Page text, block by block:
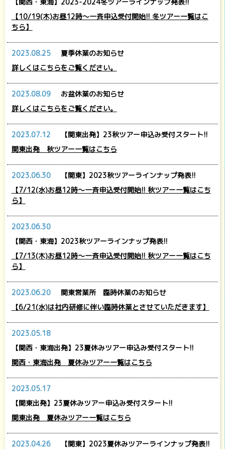
【10/19(木)お昼12時～一斉申込受付開始!! 冬ツアー一覧はこ
ちら】
2023.08.25
夏季休業のお知らせ
詳しくはこちらをご覧ください。
2023.08.09
お盆休業のお知らせ
詳しくはこちらをご覧ください。
2023.07.12
【関東出発】23秋ツアー申込み受付スタート!!
関東出発 秋ツアー一覧はこちら
2023.06.30
【関東】2023秋ツアーラインナップ発表!!
【7/12(水)お昼12時～一斉申込受付開始!! 秋ツアー一覧はこち
ら】
2023.06.30
【関西・東海】2023秋ツアーラインナップ発表!!
【7/13(木)お昼12時～一斉申込受付開始!! 秋ツアー一覧はこち
ら】
2023.06.20
関東営業所 臨時休業のお知らせ
【6/21(水)は社内研修に伴い臨時休業とさせていただきます】
2023.05.18
【関西・東海出発】23夏休みツアー申込み受付スタート!!
関西・東海出発 夏休みツアー一覧はこちら
2023.05.17
【関東出発】23夏休みツアー申込み受付スタート!!
関東出発 夏休みツアー一覧はこちら
2023.04.26
【関東】2023夏休みツアーラインナップ発表!!